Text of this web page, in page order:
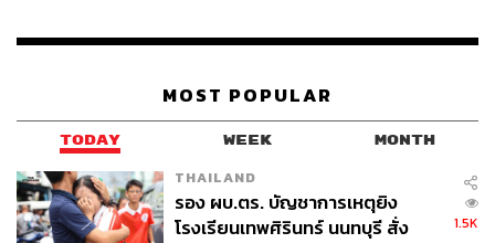
MOST POPULAR
TODAY WEEK MONTH
THAILAND
รอง ผบ.ตร. บัญชาการเหตุยิง
โรงเรียนเทพศิรินทร์ นนทบุรี สั่ง
1.5K